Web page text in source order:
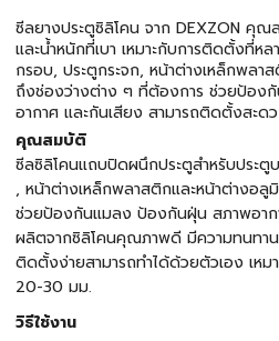
ซีลยางประตูซิลิโคน จาก DEXZON คุ
และนํ้าหนักที่เบา เหมาะกับการติดตั้งที่หล
กรอบ, ประตูกระจก, หน้าต่างเหล็กพลา
ถึงช่องว่างต่าง ๆ ที่ต้องการ ช่วยป้อ
อากาศ และกันเสียง สามารถติดตั้งสะด
คุณสมบัติ
ซีลซิลิโคนแถบปิดผนึกประตูสำหรับประตู
, หน้าต่างเหล็กพลาสติกและหน้าต่างอลู
ช่วยป้องกันแมลง ป้องกันฝุ่น สภาพอาก
ผลิตจากซิลิโคนคุณภาพดี มีความทนทาน
ติดตั้งง่ายสามารถทำได้ด้วยตัวเอง เหม
20-30 มม.
วิธีใช้งาน